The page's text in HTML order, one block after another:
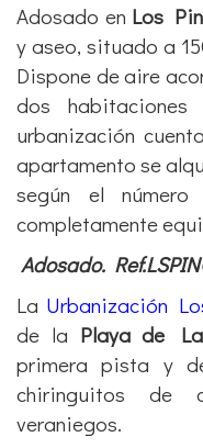
Adosado en Los
y aseo, situado a
Dispone de aire
dos
urbanización
apartamento se
según el
completamente
Adosado.
La Urbanización
de la Playa de
primera pista y
chiringuitos de
veraniegos.